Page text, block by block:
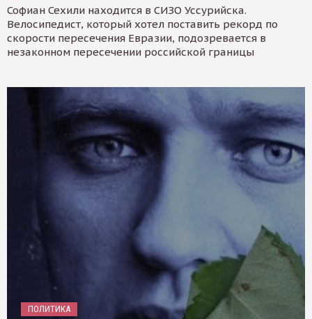
Софиан Сехили находится в СИЗО Уссурийска.
Велосипедист, который хотел поставить рекорд по
скорости пересечения Евразии, подозревается в
незаконном пересечении российской границы
ПОЛИТИКА